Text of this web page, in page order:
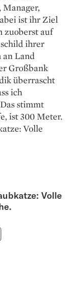
Manager,
ist ihr Ziel
zuoberst auf
ihrer
an Land
Großbank
überrascht
ich
stimmt
ist 300 Meter.
Volle
Volle